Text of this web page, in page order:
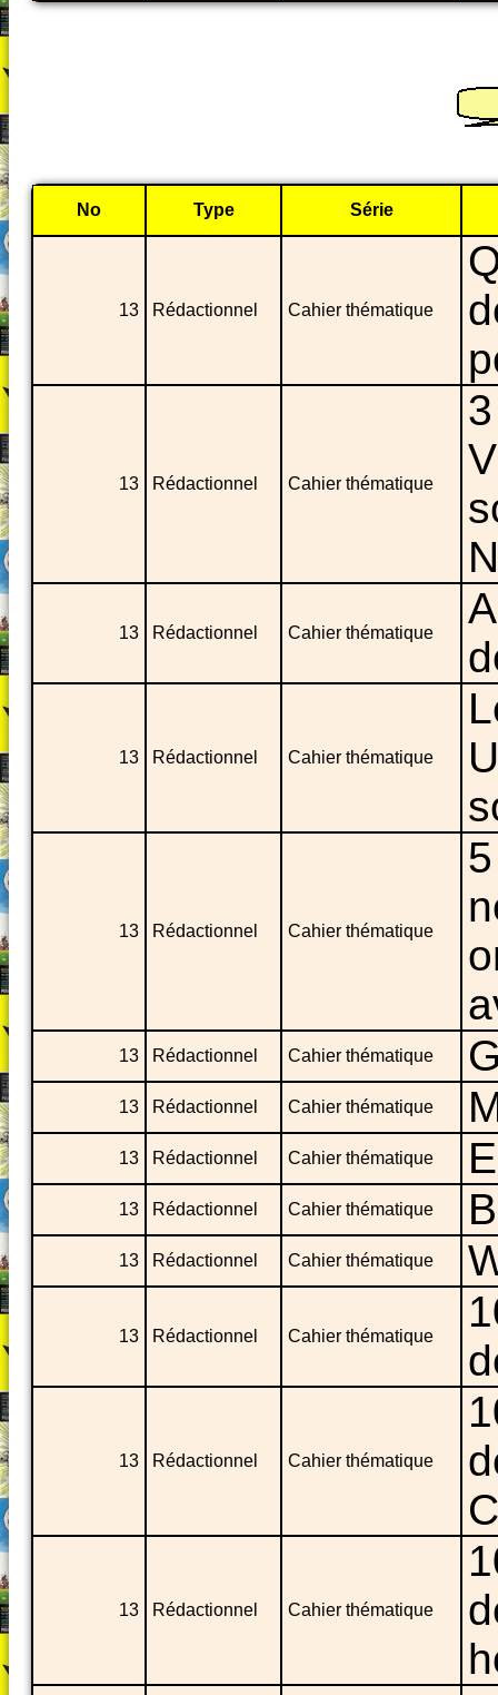
No Type Série
13 Rédactionnel Cahier thématique
13 Rédactionnel Cahier thématique
13 Rédactionnel Cahier thématique
13 Rédactionnel Cahier thématique
13 Rédactionnel Cahier thématique
13 Rédactionnel Cahier thématique
13 Rédactionnel Cahier thématique
13 Rédactionnel Cahier thématique
13 Rédactionnel Cahier thématique
13 Rédactionnel Cahier thématique
13 Rédactionnel Cahier thématique
13 Rédactionnel Cahier thématique
13 Rédactionnel Cahier thématique